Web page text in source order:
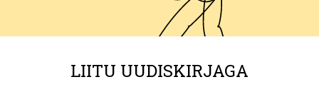
LIITU UUDISKIRJAGA